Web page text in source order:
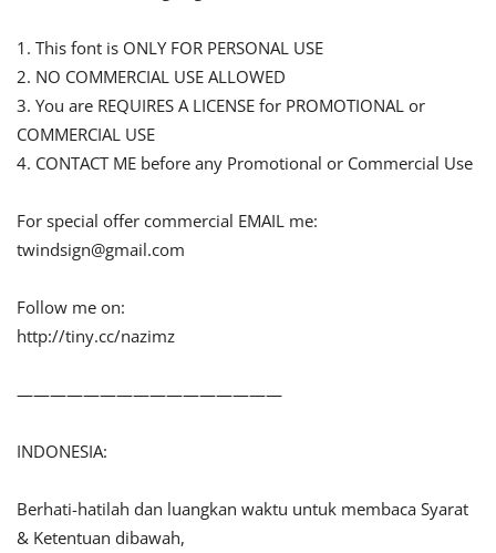
1. This font is ONLY FOR PERSONAL USE
2. NO COMMERCIAL USE ALLOWED
3. You are REQUIRES A LICENSE for PROMOTIONAL or
COMMERCIAL USE
4. CONTACT ME before any Promotional or Commercial Use
For special offer commercial EMAIL me:
twindsign@gmail.com
Follow me on:
http://tiny.cc/nazimz
————————————————
INDONESIA:
Berhati-hatilah dan luangkan waktu untuk membaca Syarat
& Ketentuan dibawah,